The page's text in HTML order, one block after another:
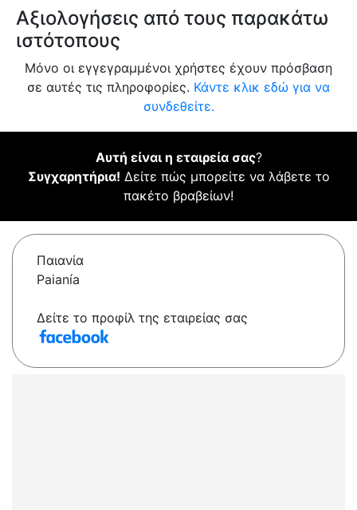
Αξιολογήσεις από τους παρακάτω
ιστότοπους
Μόνο οι εγγεγραμμένοι χρήστες έχουν πρόσβαση
σε αυτές τις πληροφορίες. Κάντε κλικ εδώ για να
συνδεθείτε.
Αυτή είναι η εταιρεία σας?
Συγχαρητήρια! Δείτε πώς μπορείτε να λάβετε το
πακέτο βραβείων!
Παιανία
Paianía
Δείτε το προφίλ της εταιρείας σας